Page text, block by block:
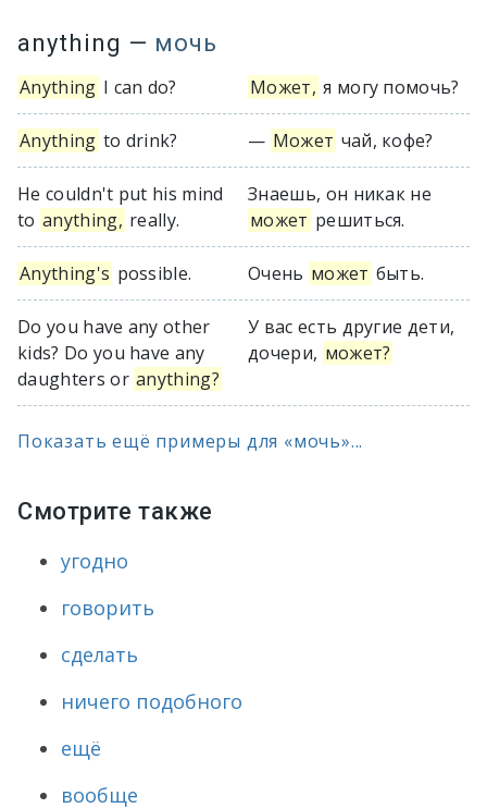
anything — мочь
Anything I can do? Может, я могу помочь?
Anything to drink? — Может чай, кофе?
He couldn't put his mind
to anything, really.
Знаешь, он никак не
может решиться.
Anything's possible. Очень может быть.
Do you have any other
kids? Do you have any
daughters or anything?
У вас есть другие дети,
дочери, может?
Показать ещё примеры для «мочь»...
Смотрите также
угодно
говорить
сделать
ничего подобного
ещё
вообще